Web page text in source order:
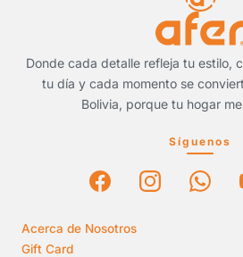
Donde cada detalle refleja tu estilo,
tu día y cada momento se
Bolivia, porque tu hogar
Síguenos
Acerca de Nosotros
Gift Card